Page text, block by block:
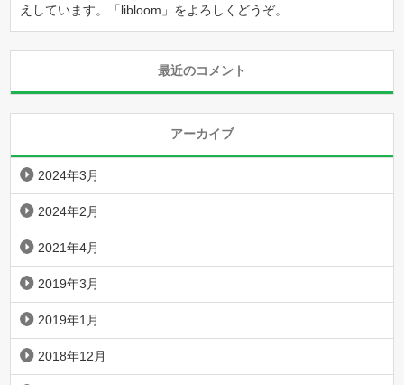
えしています。「libloom 」をよろしくどうぞ。
最近のコメント
アーカイブ
2024年3月
2024年2月
2021年4月
2019年3月
2019年1月
2018年12月